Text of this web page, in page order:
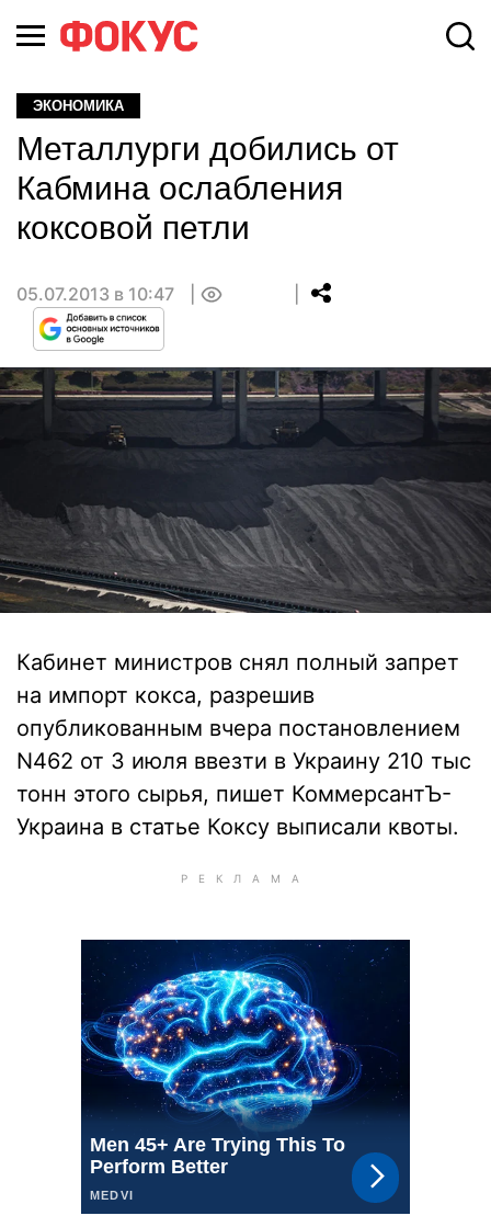
ЭКОНОМИКА
Металлурги добились от
Кабмина ослабления
коксовой петли
05.07.2013 в 10:47
Кабинет министров снял полный запрет
на импорт кокса, разрешив
опубликованным вчера постановлением
N462 от 3 июля ввезти в Украину 210 тыс
тонн этого сырья, пишет КоммерсантЪ-
Украина в статье Коксу выписали квоты.